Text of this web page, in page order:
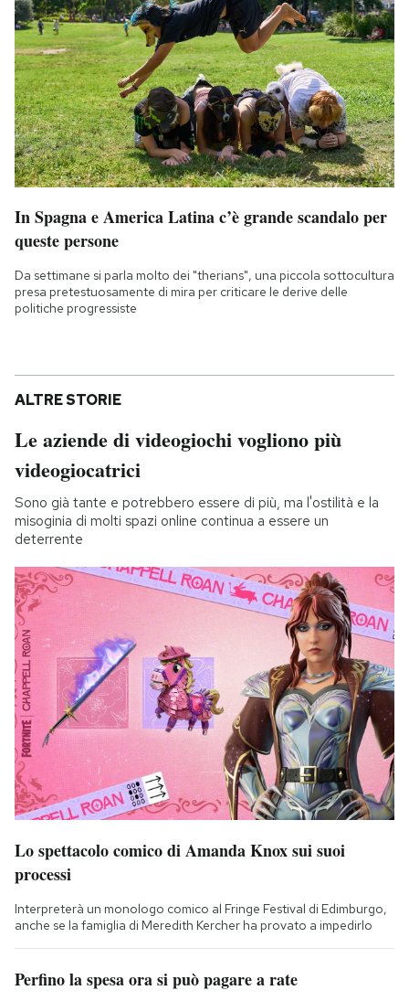
In Spagna e America Latina c’è grande scandalo per
queste persone
Da settimane si parla molto dei "therians", una piccola sottocultura
presa pretestuosamente di mira per criticare le derive delle
politiche progressiste
ALTRE STORIE
Le aziende di videogiochi vogliono più
videogiocatrici
Sono già tante e potrebbero essere di più, ma l'ostilità e la
misoginia di molti spazi online continua a essere un
deterrente
Lo spettacolo comico di Amanda Knox sui suoi
processi
Interpreterà un monologo comico al Fringe Festival di Edimburgo,
anche se la famiglia di Meredith Kercher ha provato a impedirlo
Perfino la spesa ora si può pagare a rate